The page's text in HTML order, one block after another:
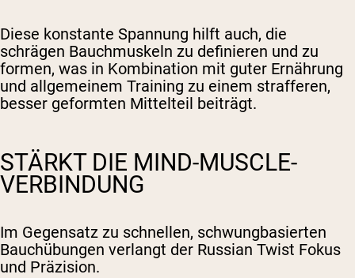
Diese konstante Spannung hilft auch, die
schrägen Bauchmuskeln zu definieren und zu
formen, was in Kombination mit guter Ernährung
und allgemeinem Training zu einem strafferen,
besser geformten Mittelteil beiträgt.
STÄRKT DIE MIND-MUSCLE-
VERBINDUNG
Im Gegensatz zu schnellen, schwungbasierten
Bauchübungen verlangt der Russian Twist Fokus
und Präzision.